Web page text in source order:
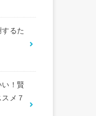
るた
い！賢
メ７